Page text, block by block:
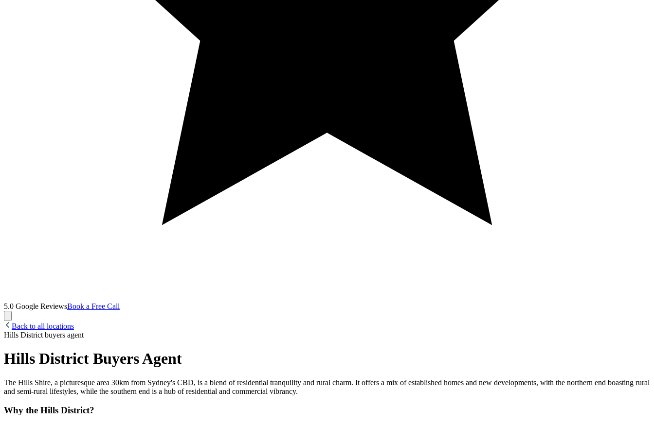
5.0 Google Reviews​​​​‌ ‍ ​‍​‍‌‍ ‌ ​‍‌‍‍‌‌‍‌ ‌‍‍‌‌‍ ‍​‍​‍​ ‍‍​‍​‍‌ ​ ‌‍​‌‌‍ ‍‌‍‍‌‌ ‌​‌ ‍‌​‍ ‍‌‍‍‌‌‍ ​‍​‍​‍ ​​‍​‍‌‍‍​‌ ​‍‌‍‌‌‌‍‌‍​‍​‍​ ‍‍​‍​‍‌‍‍​‌ ‌​‌ ‌​‌ ​​‌ ​ ​ ‍‍​‍ ​‍ ‌‍​‍‌‍‌‍‌ ​​​‍ ‌‌ ​​‌ ​‍‌‍ ‌ ​​‌‍‌‌‌ ​‍‌ ‌​‌ ‍‌​‍ ‌‌‍‌ ‌ ​‍‌‍ ‌ ‌‌‌ ​​​‍ ‍‌ ‌‍‌‍‌‌‌ ​‍‌‍​ ‌‍‌‌‌‍ ​​‍ ‍‌‍​‌‌ ​​‌ ​​​‍ ‌ ​ ‌ ‌​‌ ‌‌‌‍‌​‌‍‍‌‌‍ ​‍ ‌‍‍‌‌‍ ‍‌ ‌​‌‍‌‌‌‍ ‍‌ ‌​​‍ ‌‍‌‌‌‍‌​‌‍‍‌‌ ‌​​‍ ‌‍ ‌‌‍ ‌‍‌​‌‍‌‌​ ‌‌ ​​‌ ​‍‌‍‌‌‌ ​ ‌‍‌‌‌‍ ‍‌ ‌​‌‍​‌‌ ‌​‌‍‍‌‌‍ ‌‍ ‍​ ‍ ‌‍‍‌‌‍‌​​ ‌‌ ​ ‌‍‍‌‌ ‌​‌‍‌‌‌‌​ ‌‍‌‌‌ ‌​‌ ‌​‌‍‍‌‌‍ ‍‌‍‌ ‌ ​ ​ ‍ ‌ ‌​‌ ‍‌‌ ​​‌‍‌‌​ ‌‌ ​ ‌‍‍‌‌ ‌​‌‍‌‌‌‌​ ‌‍‌‌‌ ‌​‌ ‌​‌‍‍‌‌‍ ‍‌‍‌ ‌ ​ ​ ‍ ‌ ​​‌‍​‌‌ ‌​‌‍‍​​ ‌‌ ​‍‌‍‌‌‌ ‌‍‌‍‍‌‌‍‌‌‌ ‌ ‌​ ​‌‍​‌‌‍​‍‌‍‌‌‌‍ ​​ ‌‍​‍‌‍​‌‌ ​ ‌‍‌‌‌‌‌‌‌ ​‍‌‍ ​​ ‌‌‍‍​‌ ‌​‌ ‌​‌ ​​‌ ​ ​‍‌‌​ ​ ‌​​‌​‍‌‌​ ​‍‌​‌‍​‍‌‌​ ​‍‌​‌‍‌‍​‍‌‍‌‍‌ ​​​‍ ‌‌ ​​‌ ​‍‌‍ ‌ ​​‌‍‌‌‌ ​‍‌ ‌​‌ ‍‌​‍ ‌‌‍‌ ‌ ​‍‌‍ ‌ ‌‌‌ ​​​‍ ‍‌ ‌‍‌‍‌‌‌ ​‍‌‍​ ‌‍‌‌‌‍ ​​‍ ‍‌‍​‌‌ ​​‌ ​​​‍‌‌​ ​‍‌​‌‍‌ ​ ‌ ‌​‌ ‌‌‌‍‌​‌‍‍‌‌‍ ​‍‌‍‌‍‍‌‌‍‌​​ ‌‌ ​ ‌‍‍‌‌ ‌​‌‍‌‌‌‌​ ‌‍‌‌‌ ‌​‌ ‌​‌‍‍‌‌‍ ‍‌‍‌ ‌ ​ ​‍‌‍‌ ‌​‌ ‍‌‌ ​​‌‍‌‌​ ‌‌ ​ ‌‍‍‌‌ ‌​‌‍‌‌‌‌​ ‌‍‌‌‌ ‌​‌ ‌​‌‍‍‌‌‍ ‍‌‍‌ ‌ ​ ​‍‌‍‌ ​​‌‍​‌‌ ‌​‌‍‍​​ ‌‌ ​‍‌‍‌‌‌ ‌‍‌‍‍‌‌‍‌‌‌ ‌ ‌​ ​‌‍​‌‌‍​‍‌‍‌‌‌‍ ​​‍‌‍‌ ​​‌‍‌‌‌ ​‍‌ ​ ‌ ​​‌‍‌‌‌‍​ ‌ ‌​‌‍‍‌‌ ‌‍‌‍‌‌​ ‌‌ ​​‌ ‌‌‌‍​‍‌‍ ​‌‍‍‌‌ ​ ‌‍‍​‌‍‌‌‌‍‌​​‍​‍‌ ‌Book a Free Call​​​​‌ ‍ ​‍​‍‌‍ ‌ ​‍‌‍‍‌‌‍‌ ‌‍‍‌‌‍ ‍​‍​‍​ ‍‍​‍​‍‌ ​ ‌‍​‌‌‍ ‍‌‍‍‌‌ ‌​‌ ‍‌​‍ ‍‌‍‍‌‌‍ ​‍​‍​‍ ​​‍​‍‌‍‍​‌ ​‍‌‍‌‌‌‍‌‍​‍​‍​ ‍‍​‍​‍‌‍‍​‌ ‌​‌ ‌​‌ ​​‌ ​ ​ ‍‍​‍ ​‍ ‌‍​‍‌‍‌‍‌ ​​​‍ ‌‌ ​​‌ ​‍‌‍ ‌ ​​‌‍‌‌‌ ​‍‌ ‌​‌ ‍‌​‍ ‌‌‍‌ ‌ ​‍‌‍ ‌ ‌‌‌ ​​​‍ ‍‌ ‌‍‌‍‌‌‌ ​‍‌‍​ ‌‍‌‌‌‍ ​​‍ ‍‌‍​‌‌ ​​‌ ​​​‍ ‌ ​ ‌ ‌​‌ ‌‌‌‍‌​‌‍‍‌‌‍ ​‍ ‌‍‍‌‌‍ ‍‌ ‌​‌‍‌‌‌‍ ‍‌ ‌​​‍ ‌‍‌‌‌‍‌​‌‍‍‌‌ ‌​​‍ ‌‍ ‌‌‍ ‌‍‌​‌‍‌‌​ ‌‌ ​​‌ ​‍‌‍‌‌‌ ​ ‌‍‌‌‌‍ ‍‌ ‌​‌‍​‌‌ ‌​‌‍‍‌‌‍ ‌‍ ‍​ ‍ ‌‍‍‌‌‍‌​​ ‌‌ ​ ‌‍‍‌‌ ‌​‌‍‌‌‌‌​ ‌‍‌‌‌ ‌​‌ ‌​‌‍‍‌‌‍ ‍‌‍‌ ‌ ​ ​ ‍ ‌ ‌​‌ ‍‌‌ ​​‌‍‌‌​ ‌‌ ​ ‌‍‍‌‌ ‌​‌‍‌‌‌‌​ ‌‍‌‌‌ ‌​‌ ‌​‌‍‍‌‌‍ ‍‌‍‌ ‌ ​ ​ ‍ ‌ ​​‌‍​‌‌ ‌​‌‍‍​​ ‌‌ ​​‌ ​‍‌‍‍‌‌‍ ‌‌‍​‌‌ ​‍‌ ‍‌‌​​ ‌ ‌​‌‍​‌‌​ ​‌‍​‌‌‍​‍‌‍‌‌‌‍ ​​ ‌‍​‍‌‍​‌‌ ​ ‌‍‌‌‌‌‌‌‌ ​‍‌‍ ​​ ‌‌‍‍​‌ ‌​‌ ‌​‌ ​​‌ ​ ​‍‌‌​ ​ ‌​​‌​‍‌‌​ ​‍‌​‌‍​‍‌‌​ ​‍‌​‌‍‌‍​‍‌‍‌‍‌ ​​​‍ ‌‌ ​​‌ ​‍‌‍ ‌ ​​‌‍‌‌‌ ​‍‌ ‌​‌ ‍‌​‍ ‌‌‍‌ ‌ ​‍‌‍ ‌ ‌‌‌ ​​​‍ ‍‌ ‌‍‌‍‌‌‌ ​‍‌‍​ ‌‍‌‌‌‍ ​​‍ ‍‌‍​‌‌ ​​‌ ​​​‍‌‌​ ​‍‌​‌‍‌ ​ ‌ ‌​‌ ‌‌‌‍‌​‌‍‍‌‌‍ ​‍‌‍‌‍‍‌‌‍‌​​ ‌‌ ​ ‌‍‍‌‌ ‌​‌‍‌‌‌‌​ ‌‍‌‌‌ ‌​‌ ‌​‌‍‍‌‌‍ ‍‌‍‌ ‌ ​ ​‍‌‍‌ ‌​‌ ‍‌‌ ​​‌‍‌‌​ ‌‌ ​ ‌‍‍‌‌ ‌​‌‍‌‌‌‌​ ‌‍‌‌‌ ‌​‌ ‌​‌‍‍‌‌‍ ‍‌‍‌ ‌ ​ ​‍‌‍‌ ​​‌‍​‌‌ ‌​‌‍‍​​ ‌‌ ​​‌ ​‍‌‍‍‌‌‍ ‌‌‍​‌‌ ​‍‌ ‍‌‌​​ ‌ ‌​‌‍​‌‌​ ​‌‍​‌‌‍​‍‌‍‌‌‌‍ ​​‍‌‍‌ ​​‌‍‌‌‌ ​‍‌ ​ ‌ ​​‌‍‌‌‌‍​ ‌ ‌​‌‍‍‌‌ ‌‍‌‍‌‌​ ‌‌ ​​‌ ‌‌‌‍​‍‌‍ ​‌‍‍‌‌ ​ ‌‍‍​‌‍‌‌‌‍‌​​‍​‍‌ ‌
Back to all locations
Hills District buyers agent​​​​‌ ‍ ​‍​‍‌‍ ‌ ​‍‌‍‍‌‌‍‌ ‌‍‍‌‌‍ ‍​‍​‍​ ‍‍​‍​‍‌ ​ ‌‍​‌‌‍ ‍‌‍‍‌‌ ‌​‌ ‍‌​‍ ‍‌‍‍‌‌‍ ​‍​‍​‍ ​​‍​‍‌‍‍​‌ ​‍‌‍‌‌‌‍‌‍​‍​‍​ ‍‍​‍​‍‌‍‍​‌ ‌​‌ ‌​‌ ​​‌ ​ ​ ‍‍​‍ ​‍ ‌‍​‍‌‍‌‍‌ ​​​‍ ‌‌ ​​‌ ​‍‌‍ ‌ ​​‌‍‌‌‌ ​‍‌ ‌​‌ ‍‌​‍ ‌‌‍‌ ‌ ​‍‌‍ ‌ ‌‌‌ ​​​‍ ‍‌ ‌‍‌‍‌‌‌ ​‍‌‍​ ‌‍‌‌‌‍ ​​‍ ‍‌‍​‌‌ ​​‌ ​​​‍ ‌ ​ ‌ ‌​‌ ‌‌‌‍‌​‌‍‍‌‌‍ ​‍ ‌‍‍‌‌‍ ‍‌ ‌​‌‍‌‌‌‍ ‍‌ ‌​​‍ ‌‍‌‌‌‍‌​‌‍‍‌‌ ‌​​‍ ‌‍ ‌‌‍ ‌‍‌​‌‍‌‌​ ‌‌ ​​‌ ​‍‌‍‌‌‌ ​ ‌‍‌‌‌‍ ‍‌ ‌​‌‍​‌‌ ‌​‌‍‍‌‌‍ ‌‍ ‍​ ‍ ‌‍‍‌‌‍‌​​ ‌‌‍ ​‌‍ ‌‍​ ​‍ ‌‌‍‍​‌‍‍‌‌‍ ​‌‍ ​‌ ​ ​ ‍ ‌ ‌​‌ ‍‌‌ ​​‌‍‌‌​ ‌‌‍ ​‌‍ ‌‍​ ‌‍​‌‌ ‌​‌‍‍‌‌‍ ‌‍ ‍​ ‍ ‌ ​​‌‍​‌‌ ‌​‌‍‍​​ ‌‌ ‌​‌‍​‌‌‍‌ ‌‍ ​‌‍‍‌‌‍ ‍‌‍‌‌​ ‌‍​‍‌‍​‌‌ ​ ‌‍‌‌‌‌‌‌‌ ​‍‌‍ ​​ ‌‌‍‍​‌ ‌​‌ ‌​‌ ​​‌ ​ ​‍‌‌​ ​ ‌​​‌​‍‌‌​ ​‍‌​‌‍​‍‌‌​ ​‍‌​‌‍‌‍​‍‌‍‌‍‌ ​​​‍ ‌‌ ​​‌ ​‍‌‍ ‌ ​​‌‍‌‌‌ ​‍‌ ‌​‌ ‍‌​‍ ‌‌‍‌ ‌ ​‍‌‍ ‌ ‌‌‌ ​​​‍ ‍‌ ‌‍‌‍‌‌‌ ​‍‌‍​ ‌‍‌‌‌‍ ​​‍ ‍‌‍​‌‌ ​​‌ ​​​‍‌‌​ ​‍‌​‌‍‌ ​ ‌ ‌​‌ ‌‌‌‍‌​‌‍‍‌‌‍ ​‍‌‍‌‍‍‌‌‍‌​​ ‌‌‍ ​‌‍ ‌‍​ ​‍ ‌‌‍‍​‌‍‍‌‌‍ ​‌‍ ​‌ ​ ​‍‌‍‌ ‌​‌ ‍‌‌ ​​‌‍‌‌​ ‌‌‍ ​‌‍ ‌‍​ ‌‍​‌‌ ‌​‌‍‍‌‌‍ ‌‍ ‍​‍‌‍‌ ​​‌‍​‌‌ ‌​‌‍‍​​ ‌‌ ‌​‌‍​‌‌‍‌ ‌‍ ​‌‍‍‌‌‍ ‍‌‍‌‌​‍‌‍‌ ​​‌‍‌‌‌ ​‍‌ ​ ‌ ​​‌‍‌‌‌‍​ ‌ ‌​‌‍‍‌‌ ‌‍‌‍‌‌​ ‌‌ ​​‌ ‌‌‌‍​‍‌‍ ​‌‍‍‌‌ ​ ‌‍‍​‌‍‌‌‌‍‌​​‍​‍‌ ‌
Hills District Buyers Agent​​​​‌ ‍ ​‍​‍‌‍ ‌ ​‍‌‍‍‌‌‍‌ ‌‍‍‌‌‍ ‍​‍​‍​ ‍‍​‍​‍‌ ​ ‌‍​‌‌‍ ‍‌‍‍‌‌ ‌​‌ ‍‌​‍ ‍‌‍‍‌‌‍ ​‍​‍​‍ ​​‍​‍‌‍‍​‌ ​‍‌‍‌‌‌‍‌‍​‍​‍​ ‍‍​‍​‍‌‍‍​‌ ‌​‌ ‌​‌ ​​‌ ​ ​ ‍‍​‍ ​‍ ‌‍​‍‌‍‌‍‌ ​​​‍ ‌‌ ​​‌ ​‍‌‍ ‌ ​​‌‍‌‌‌ ​‍‌ ‌​‌ ‍‌​‍ ‌‌‍‌ ‌ ​‍‌‍ ‌ ‌‌‌ ​​​‍ ‍‌ ‌‍‌‍‌‌‌ ​‍‌‍​ ‌‍‌‌‌‍ ​​‍ ‍‌‍​‌‌ ​​‌ ​​​‍ ‌ ​ ‌ ‌​‌ ‌‌‌‍‌​‌‍‍‌‌‍ ​‍ ‌‍‍‌‌‍ ‍‌ ‌​‌‍‌‌‌‍ ‍‌ ‌​​‍ ‌‍‌‌‌‍‌​‌‍‍‌‌ ‌​​‍ ‌‍ ‌‌‍ ‌‍‌​‌‍‌‌​ ‌‌ ​​‌ ​‍‌‍‌‌‌ ​ ‌‍‌‌‌‍ ‍‌ ‌​‌‍​‌‌ ‌​‌‍‍‌‌‍ ‌‍ ‍​ ‍ ‌‍‍‌‌‍‌​​ ‌‌‍ ​‌‍ ‌‍​ ​‍ ‌‌‍‍​‌‍‍‌‌‍ ​‌‍ ​‌ ​ ​ ‍ ‌ ‌​‌ ‍‌‌ ​​‌‍‌‌​ ‌‌‍ ​‌‍ ‌‍​ ‌‍​‌‌ ‌​‌‍‍‌‌‍ ‌‍ ‍​ ‍ ‌ ​​‌‍​‌‌ ‌​‌‍‍​​ ‌‌‍‍​​ ​‌​ ‌‍​‍‌‍​‌‌ ​ ‌‍‌‌‌‌‌‌‌ ​‍‌‍ ​​ ‌‌‍‍​‌ ‌​‌ ‌​‌ ​​‌ ​ ​‍‌‌​ ​ ‌​​‌​‍‌‌​ ​‍‌​‌‍​‍‌‌​ ​‍‌​‌‍‌‍​‍‌‍‌‍‌ ​​​‍ ‌‌ ​​‌ ​‍‌‍ ‌ ​​‌‍‌‌‌ ​‍‌ ‌​‌ ‍‌​‍ ‌‌‍‌ ‌ ​‍‌‍ ‌ ‌‌‌ ​​​‍ ‍‌ ‌‍‌‍‌‌‌ ​‍‌‍​ ‌‍‌‌‌‍ ​​‍ ‍‌‍​‌‌ ​​‌ ​​​‍‌‌​ ​‍‌​‌‍‌ ​ ‌ ‌​‌ ‌‌‌‍‌​‌‍‍‌‌‍ ​‍‌‍‌‍‍‌‌‍‌​​ ‌‌‍ ​‌‍ ‌‍​ ​‍ ‌‌‍‍​‌‍‍‌‌‍ ​‌‍ ​‌ ​ ​‍‌‍‌ ‌​‌ ‍‌‌ ​​‌‍‌‌​ ‌‌‍ ​‌‍ ‌‍​ ‌‍​‌‌ ‌​‌‍‍‌‌‍ ‌‍ ‍​‍‌‍‌ ​​‌‍​‌‌ ‌​‌‍‍​​ ‌‌‍‍​​ ​‌​‍‌‍‌ ​​‌‍‌‌‌ ​‍‌ ​ ‌ ​​‌‍‌‌‌‍​ ‌ ‌​‌‍‍‌‌ ‌‍‌‍‌‌​ ‌‌ ​​‌ ‌‌‌‍​‍‌‍ ​‌‍‍‌‌ ​ ‌‍‍​‌‍‌‌‌‍‌​​‍​‍‌ ‌
The Hills Shire, a picturesque area 30km from Sydney's CBD, is a blend of residential tranquility and rural charm. It offers a mix of established homes and new developments, with the northern end boasting rural
and semi-rural lifestyles, while the southern end is a hub of residential and commercial vibrancy.​​​​‌ ‍ ​‍​‍‌‍ ‌ ​‍‌‍‍‌‌‍‌ ‌‍‍‌‌‍ ‍​‍​‍​ ‍‍​‍​‍‌ ​ ‌‍​‌‌‍ ‍‌‍‍‌‌ ‌​‌ ‍‌​‍ ‍‌‍‍‌‌‍ ​‍​‍​‍ ​​‍​‍‌‍‍​‌ ​‍‌‍‌‌‌‍‌‍​‍​‍​ ‍‍​‍​‍‌‍‍​‌ ‌​‌ ‌​‌ ​​‌ ​ ​ ‍‍​‍ ​‍ ‌‍​‍‌‍‌‍‌ ​​​‍ ‌‌ ​​‌ ​‍‌‍ ‌ ​​‌‍‌‌‌ ​‍‌ ‌​‌ ‍‌​‍ ‌‌‍‌ ‌ ​‍‌‍ ‌ ‌‌‌ ​​​‍ ‍‌ ‌‍‌‍‌‌‌ ​‍‌‍​ ‌‍‌‌‌‍ ​​‍ ‍‌‍​‌‌ ​​‌ ​​​‍ ‌ ​ ‌ ‌​‌ ‌‌‌‍‌​‌‍‍‌‌‍ ​‍ ‌‍‍‌‌‍ ‍‌ ‌​‌‍‌‌‌‍ ‍‌ ‌​​‍ ‌‍‌‌‌‍‌​‌‍‍‌‌ ‌​​‍ ‌‍ ‌‌‍ ‌‍‌​‌‍‌‌​ ‌‌ ​​‌ ​‍‌‍‌‌‌ ​ ‌‍‌‌‌‍ ‍‌ ‌​‌‍​‌‌ ‌​‌‍‍‌‌‍ ‌‍ ‍​ ‍ ‌‍‍‌‌‍‌​​ ‌‌‍ ​‌‍ ‌‍​ ​‍ ‌‌‍‍​‌‍‍‌‌‍ ​‌‍ ​‌ ​ ​ ‍ ‌ ‌​‌ ‍‌‌ ​​‌‍‌‌​ ‌‌‍ ​‌‍ ‌‍​ ‌‍​‌‌ ‌​‌‍‍‌‌‍ ‌‍ ‍​ ‍ ‌ ​​‌‍​‌‌ ‌​‌‍‍​​ ‌‌ ​ ‌ ‌‌‌‍ ‌‌‍ ‌‌‍​‌‌ ​‍‌ ‍‌​ ‌‍​‍‌‍​‌‌ ​ ‌‍‌‌‌‌‌‌‌ ​‍‌‍ ​​ ‌‌‍‍​‌ ‌​‌ ‌​‌ ​​‌ ​ ​‍‌‌​ ​ ‌​​‌​‍‌‌​ ​‍‌​‌‍​‍‌‌​ ​‍‌​‌‍‌‍​‍‌‍‌‍‌ ​​​‍ ‌‌ ​​‌ ​‍‌‍ ‌ ​​‌‍‌‌‌ ​‍‌ ‌​‌ ‍‌​‍ ‌‌‍‌ ‌ ​‍‌‍ ‌ ‌‌‌ ​​​‍ ‍‌ ‌‍‌‍‌‌‌ ​‍‌‍​ ‌‍‌‌‌‍ ​​‍ ‍‌‍​‌‌ ​​‌ ​​​‍‌‌​ ​‍‌​‌‍‌ ​ ‌ ‌​‌ ‌‌‌‍‌​‌‍‍‌‌‍ ​‍‌‍‌‍‍‌‌‍‌​​ ‌‌‍ ​‌‍ ‌‍​ ​‍ ‌‌‍‍​‌‍‍‌‌‍ ​‌‍ ​‌ ​ ​‍‌‍‌ ‌​‌ ‍‌‌ ​​‌‍‌‌​ ‌‌‍ ​‌‍ ‌‍​ ‌‍​‌‌ ‌​‌‍‍‌‌‍ ‌‍ ‍​‍‌‍‌ ​​‌‍​‌‌ ‌​‌‍‍​​ ‌‌ ​ ‌ ‌‌‌‍ ‌‌‍ ‌‌‍​‌‌ ​‍‌ ‍‌​‍‌‍‌ ​​‌‍‌‌‌ ​‍‌ ​ ‌ ​​‌‍‌‌‌‍​ ‌ ‌​‌‍‍‌‌ ‌‍‌‍‌‌​ ‌‌ ​​‌ ‌‌‌‍​‍‌‍ ​‌‍‍‌‌ ​ ‌‍‍​‌‍‌‌‌‍‌​​‍​‍‌ ‌
Why the Hills District?​​​​‌ ‍ ​‍​‍‌‍ ‌ ​‍‌‍‍‌‌‍‌ ‌‍‍‌‌‍ ‍​‍​‍​ ‍‍​‍​‍‌ ​ ‌‍​‌‌‍ ‍‌‍‍‌‌ ‌​‌ ‍‌​‍ ‍‌‍‍‌‌‍ ​‍​‍​‍ ​​‍​‍‌‍‍​‌ ​‍‌‍‌‌‌‍‌‍​‍​‍​ ‍‍​‍​‍‌‍‍​‌ ‌​‌ ‌​‌ ​​‌ ​ ​ ‍‍​‍ ​‍ ‌‍​‍‌‍‌‍‌ ​​​‍ ‌‌ ​​‌ ​‍‌‍ ‌ ​​‌‍‌‌‌ ​‍‌ ‌​‌ ‍‌​‍ ‌‌‍‌ ‌ ​‍‌‍ ‌ ‌‌‌ ​​​‍ ‍‌ ‌‍‌‍‌‌‌ ​‍‌‍​ ‌‍‌‌‌‍ ​​‍ ‍‌‍​‌‌ ​​‌ ​​​‍ ‌ ​ ‌ ‌​‌ ‌‌‌‍‌​‌‍‍‌‌‍ ​‍ ‌‍‍‌‌‍ ‍‌ ‌​‌‍‌‌‌‍ ‍‌ ‌​​‍ ‌‍‌‌‌‍‌​‌‍‍‌‌ ‌​​‍ ‌‍ ‌‌‍ ‌‍‌​‌‍‌‌​ ‌‌ ​​‌ ​‍‌‍‌‌‌ ​ ‌‍‌‌‌‍ ‍‌ ‌​‌‍​‌‌ ‌​‌‍‍‌‌‍ ‌‍ ‍​ ‍ ‌‍‍‌‌‍‌​​ ‌‌‍ ​‌‍ ‌‍​ ​‍ ‌‌‍‍​‌‍‍‌‌‍ ​‌‍ ​‌ ​ ​ ‍ ‌ ‌​‌ ‍‌‌ ​​‌‍‌‌​ ‌‌‍ ​‌‍ ‌‍​ ‌‍​‌‌ ‌​‌‍‍‌‌‍ ‌‍ ‍​ ‍ ‌ ​​‌‍​‌‌ ‌​‌‍‍​​ ‌‌‍​‍‌‍ ‌‍‌​‌ ‍‌​‍‌‌​ ‌‌‌​​‍‌‌ ‌‍‍ ‌‍‌‌‌ ‍‌​‍‌‌​ ​ ‌​‌​​‍‌‌​ ​ ‌​‌​​‍‌‌​ ​‍​ ​‍‌‍ ​‌‍ ‌‍​ ​‍ ‌‌‍‍​‌‍‍‌‌‍ ​‌‍ ​‌ ​ ​‍ ‌​ ​​​‍‌‌​ ​‍​ ​‍​‍‌‌​ ‌‌‌​‌​​‍ ‍‌‍​ ‌‍‍​‌‍‍‌‌‍ ​‌‍‌​‌ ​‍‌‍‌‌‌‍ ‍​‍‌‌​ ‌‌‌​​‍‌‌ ‌‍‍ ‌‍‌‌‌ ‍‌​‍‌‌​ ​ ‌​‌​​‍‌‌​ ​ ‌​‌​​‍‌‌​ ​‍​ ​‍‌‍ ​‌‍ ‌‍​ ​‍ ‌‌‍‍​‌‍‍‌‌‍ ​‌‍ ​‌ ​ ​‍ ‌​ ​‌​‍‌‌​ ​‍​ ​‍​‍‌‌​ ‌‌‌​‌​​‍ ‍‌ ‌​‌‍‌‌‌ ‍​‌ ‌​​ ‌‍​‍‌‍​‌‌ ​ ‌‍‌‌‌‌‌‌‌ ​‍‌‍ ​​ ‌‌‍‍​‌ ‌​‌ ‌​‌ ​​‌ ​ ​‍‌‌​ ​ ‌​​‌​‍‌‌​ ​‍‌​‌‍​‍‌‌​ ​‍‌​‌‍‌‍​‍‌‍‌‍‌ ​​​‍ ‌‌ ​​‌ ​‍‌‍ ‌ ​​‌‍‌‌‌ ​‍‌ ‌​‌ ‍‌​‍ ‌‌‍‌ ‌ ​‍‌‍ ‌ ‌‌‌ ​​​‍ ‍‌ ‌‍‌‍‌‌‌ ​‍‌‍​ ‌‍‌‌‌‍ ​​‍ ‍‌‍​‌‌ ​​‌ ​​​‍‌‌​ ​‍‌​‌‍‌ ​ ‌ ‌​‌ ‌‌‌‍‌​‌‍‍‌‌‍ ​‍‌‍‌‍‍‌‌‍‌​​ ‌‌‍ ​‌‍ ‌‍​ ​‍ ‌‌‍‍​‌‍‍‌‌‍ ​‌‍ ​‌ ​ ​‍‌‍‌ ‌​‌ ‍‌‌ ​​‌‍‌‌​ ‌‌‍ ​‌‍ ‌‍​ ‌‍​‌‌ ‌​‌‍‍‌‌‍ ‌‍ ‍​‍‌‍‌ ​​‌‍​‌‌ ‌​‌‍‍​​ ‌‌‍​‍‌‍ ‌‍‌​‌ ‍‌​‍‌‌​ ‌‌‌​​‍‌‌ ‌‍‍ ‌‍‌‌‌ ‍‌​‍‌‌​ ​ ‌​‌​​‍‌‌​ ​ ‌​‌​​‍‌‌​ ​‍​ ​‍‌‍ ​‌‍ ‌‍​ ​‍ ‌‌‍‍​‌‍‍‌‌‍ ​‌‍ ​‌ ​ ​‍ ‌​ ​​​‍‌‌​ ​‍​ ​‍​‍‌‌​ ‌‌‌​‌​​‍ ‍‌‍​ ‌‍‍​‌‍‍‌‌‍ ​‌‍‌​‌ ​‍‌‍‌‌‌‍ ‍​‍‌‌​ ‌‌‌​​‍‌‌ ‌‍‍ ‌‍‌‌‌ ‍‌​‍‌‌​ ​ ‌​‌​​‍‌‌​ ​ ‌​‌​​‍‌‌​ ​‍​ ​‍‌‍ ​‌‍ ‌‍​ ​‍ ‌‌‍‍​‌‍‍‌‌‍ ​‌‍ ​‌ ​ ​‍ ‌​ ​‌​‍‌‌​ ​‍​ ​‍​‍‌‌​ ‌‌‌​‌​​‍ ‍‌ ‌​‌‍‌‌‌ ‍​‌ ‌​​‍‌‍‌ ​​‌‍‌‌‌ ​‍‌ ​ ‌ ​​‌‍‌‌‌‍​ ‌ ‌​‌‍‍‌‌ ‌‍‌‍‌‌​ ‌‌ ​​‌ ‌‌‌‍​‍‌‍ ​‌‍‍‌‌ ​ ‌‍‍​‌‍‌‌‌‍‌​​‍​‍‌ ‌